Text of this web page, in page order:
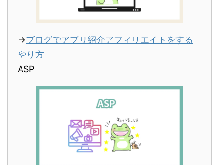
→ブログでアプリ紹介アフィリエイトをする
やり方
ASP